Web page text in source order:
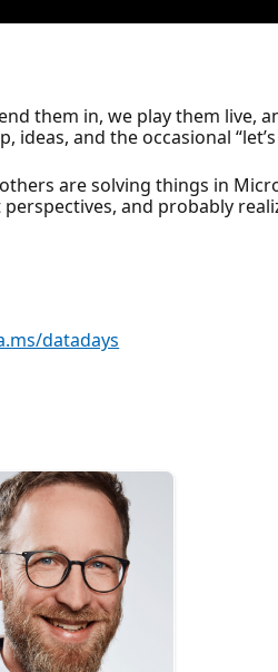
them in, we play them live,
and the occasional
are solving things in
and probably
datadays